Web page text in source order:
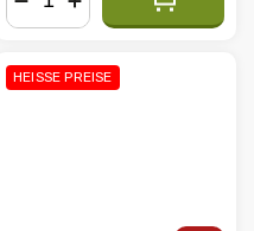
HEISSE PREISE